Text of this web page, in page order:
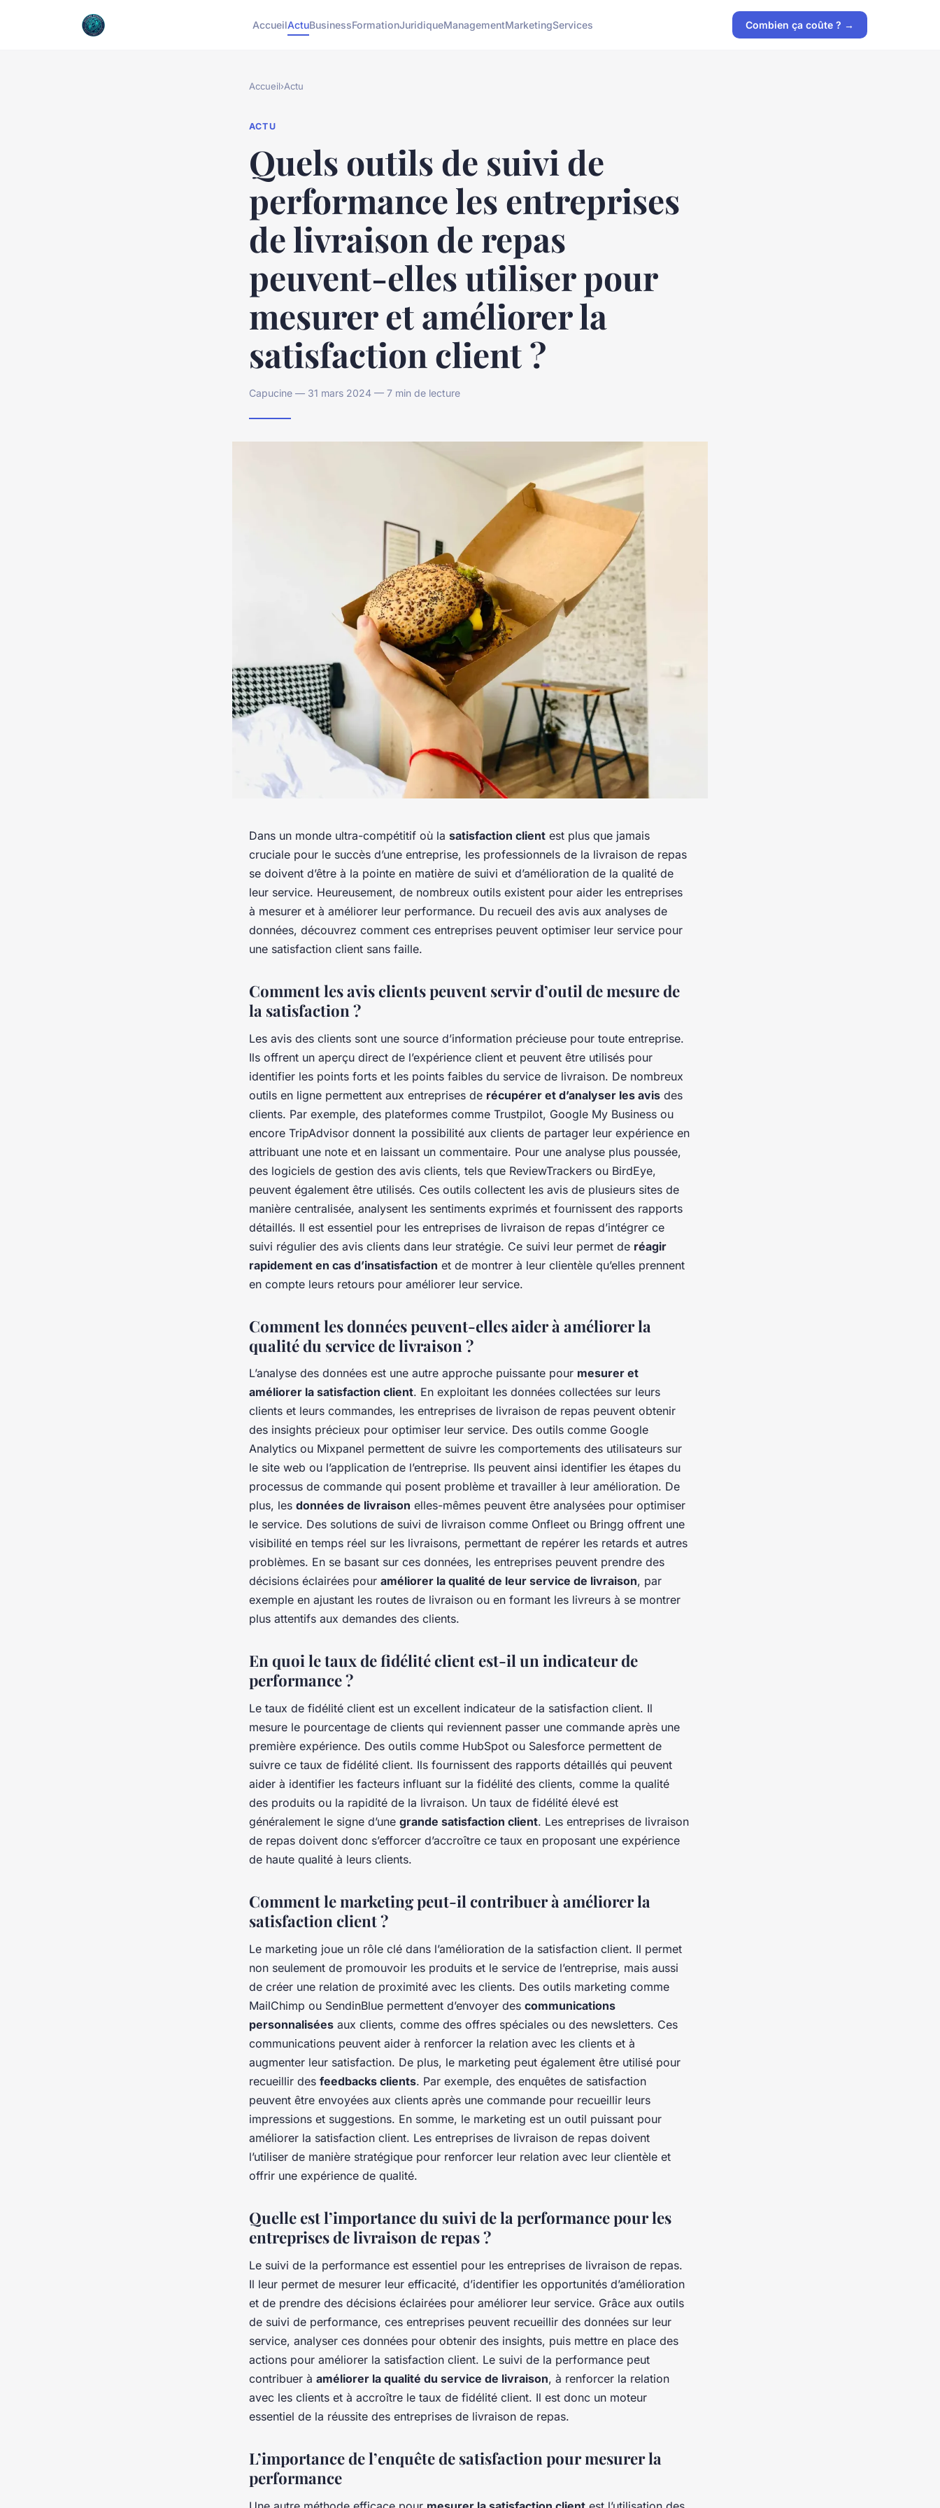
AccueilActuBusinessFormationJuridiqueManagementMarketingServices Combien ça coûte ? →
Accueil›Actu
ACTU
Quels outils de suivi de
performance les entreprises
de livraison de repas
peuvent-elles utiliser pour
mesurer et améliorer la
satisfaction client ?
Capucine — 31 mars 2024 — 7 min de lecture
Dans un monde ultra-compétitif où la satisfaction client est plus que jamais
cruciale pour le succès d’une entreprise, les professionnels de la livraison de repas
se doivent d’être à la pointe en matière de suivi et d’amélioration de la qualité de
leur service. Heureusement, de nombreux outils existent pour aider les entreprises
à mesurer et à améliorer leur performance. Du recueil des avis aux analyses de
données, découvrez comment ces entreprises peuvent optimiser leur service pour
une satisfaction client sans faille.
Comment les avis clients peuvent servir d’outil de mesure de
la satisfaction ?
Les avis des clients sont une source d’information précieuse pour toute entreprise.
Ils offrent un aperçu direct de l’expérience client et peuvent être utilisés pour
identifier les points forts et les points faibles du service de livraison. De nombreux
outils en ligne permettent aux entreprises de récupérer et d’analyser les avis des
clients. Par exemple, des plateformes comme Trustpilot, Google My Business ou
encore TripAdvisor donnent la possibilité aux clients de partager leur expérience en
attribuant une note et en laissant un commentaire. Pour une analyse plus poussée,
des logiciels de gestion des avis clients, tels que ReviewTrackers ou BirdEye,
peuvent également être utilisés. Ces outils collectent les avis de plusieurs sites de
manière centralisée, analysent les sentiments exprimés et fournissent des rapports
détaillés. Il est essentiel pour les entreprises de livraison de repas d’intégrer ce
suivi régulier des avis clients dans leur stratégie. Ce suivi leur permet de réagir
rapidement en cas d’insatisfaction et de montrer à leur clientèle qu’elles prennent
en compte leurs retours pour améliorer leur service.
Comment les données peuvent-elles aider à améliorer la
qualité du service de livraison ?
L’analyse des données est une autre approche puissante pour mesurer et
améliorer la satisfaction client. En exploitant les données collectées sur leurs
clients et leurs commandes, les entreprises de livraison de repas peuvent obtenir
des insights précieux pour optimiser leur service. Des outils comme Google
Analytics ou Mixpanel permettent de suivre les comportements des utilisateurs sur
le site web ou l’application de l’entreprise. Ils peuvent ainsi identifier les étapes du
processus de commande qui posent problème et travailler à leur amélioration. De
plus, les données de livraison elles-mêmes peuvent être analysées pour optimiser
le service. Des solutions de suivi de livraison comme Onfleet ou Bringg offrent une
visibilité en temps réel sur les livraisons, permettant de repérer les retards et autres
problèmes. En se basant sur ces données, les entreprises peuvent prendre des
décisions éclairées pour améliorer la qualité de leur service de livraison, par
exemple en ajustant les routes de livraison ou en formant les livreurs à se montrer
plus attentifs aux demandes des clients.
En quoi le taux de fidélité client est-il un indicateur de
performance ?
Le taux de fidélité client est un excellent indicateur de la satisfaction client. Il
mesure le pourcentage de clients qui reviennent passer une commande après une
première expérience. Des outils comme HubSpot ou Salesforce permettent de
suivre ce taux de fidélité client. Ils fournissent des rapports détaillés qui peuvent
aider à identifier les facteurs influant sur la fidélité des clients, comme la qualité
des produits ou la rapidité de la livraison. Un taux de fidélité élevé est
généralement le signe d’une grande satisfaction client. Les entreprises de livraison
de repas doivent donc s’efforcer d’accroître ce taux en proposant une expérience
de haute qualité à leurs clients.
Comment le marketing peut-il contribuer à améliorer la
satisfaction client ?
Le marketing joue un rôle clé dans l’amélioration de la satisfaction client. Il permet
non seulement de promouvoir les produits et le service de l’entreprise, mais aussi
de créer une relation de proximité avec les clients. Des outils marketing comme
MailChimp ou SendinBlue permettent d’envoyer des communications
personnalisées aux clients, comme des offres spéciales ou des newsletters. Ces
communications peuvent aider à renforcer la relation avec les clients et à
augmenter leur satisfaction. De plus, le marketing peut également être utilisé pour
recueillir des feedbacks clients. Par exemple, des enquêtes de satisfaction
peuvent être envoyées aux clients après une commande pour recueillir leurs
impressions et suggestions. En somme, le marketing est un outil puissant pour
améliorer la satisfaction client. Les entreprises de livraison de repas doivent
l’utiliser de manière stratégique pour renforcer leur relation avec leur clientèle et
offrir une expérience de qualité.
Quelle est l’importance du suivi de la performance pour les
entreprises de livraison de repas ?
Le suivi de la performance est essentiel pour les entreprises de livraison de repas.
Il leur permet de mesurer leur efficacité, d’identifier les opportunités d’amélioration
et de prendre des décisions éclairées pour améliorer leur service. Grâce aux outils
de suivi de performance, ces entreprises peuvent recueillir des données sur leur
service, analyser ces données pour obtenir des insights, puis mettre en place des
actions pour améliorer la satisfaction client. Le suivi de la performance peut
contribuer à améliorer la qualité du service de livraison, à renforcer la relation
avec les clients et à accroître le taux de fidélité client. Il est donc un moteur
essentiel de la réussite des entreprises de livraison de repas.
L’importance de l’enquête de satisfaction pour mesurer la
performance